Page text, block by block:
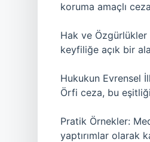
koruma amaçlı
Hak ve Özgürlükler
keyfiliğe açık bir
Hukukun Evrensel
Örfi ceza, bu
Pratik Örnekler:
yaptırımlar olarak